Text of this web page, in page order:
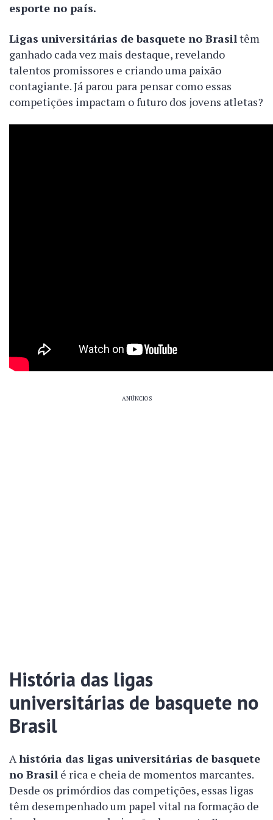
esporte no país.
Ligas universitárias de basquete no Brasiltêm
ganhado cada vez mais destaque, revelando
talentos promissores e criando uma paixão
contagiante. Já parou para pensar como essas
competições impactam o futuro dos jovens atletas?
ANÚNCIOS
História das ligas
universitárias de basquete no
Brasil
Ahistória das ligas universitárias de basquete
no Brasil é rica e cheia de momentos marcantes.
Desde os primórdios das competições, essas ligas
têm desempenhado um papel vital na formação de